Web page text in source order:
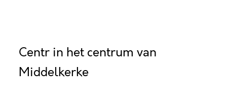
Centr in het centrum van
Middelkerke